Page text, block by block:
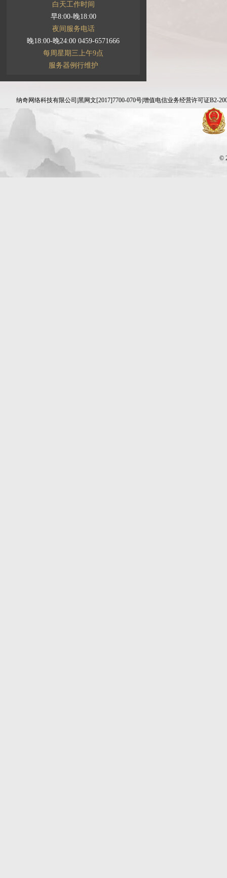
白天工作时间
早8:00-晚18:00
夜间服务电话
晚18:00-晚24:00 0459-6571666
每周星期三上午9点
服务器例行维护
纳奇网络科技有限公司|黑网文[2017]7700-070号|增值电信业务经营许可证B2-
©